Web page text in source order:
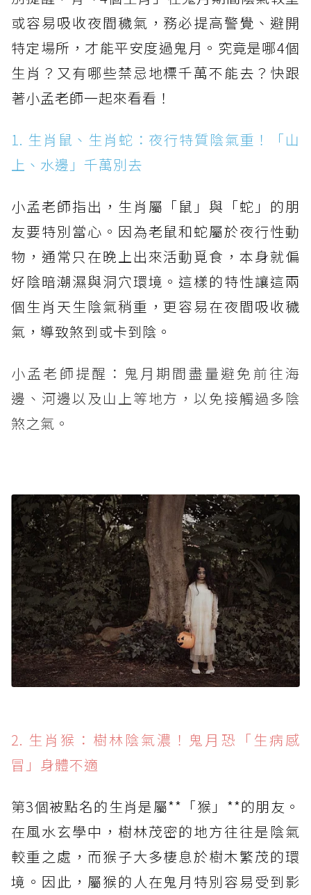
或容易吸收夜間穢氣，務必提高警覺、避開
特定場所，才能平安度過鬼月。究竟是哪4個
生肖？又有哪些禁忌地標千萬不能去？快跟
著小孟老師一起來看看！
1. 生肖鼠、生肖蛇：夜行特質陰氣重！「山
上、水邊」千萬別去
小孟老師指出，生肖屬「鼠」與「蛇」的朋
友要特別當心。因為老鼠和蛇屬於夜行性動
物，通常只在晚上出來活動覓食，本身就偏
好陰暗潮濕與洞穴環境。這樣的特性讓這兩
個生肖天生陰氣稍重，更容易在夜間吸收穢
氣，導致煞到或卡到陰。
小孟老師提醒：鬼月期間盡量避免前往海
邊、河邊以及山上等地方，以免接觸過多陰
煞之氣。
2. 生肖猴：樹林陰氣濃！鬼月恐「生病感
冒」身體不適
第3個被點名的生肖是屬**「猴」**的朋友。
在風水玄學中，樹林茂密的地方往往是陰氣
較重之處，而猴子大多棲息於樹木繁茂的環
境。因此，屬猴的人在鬼月特別容易受到影